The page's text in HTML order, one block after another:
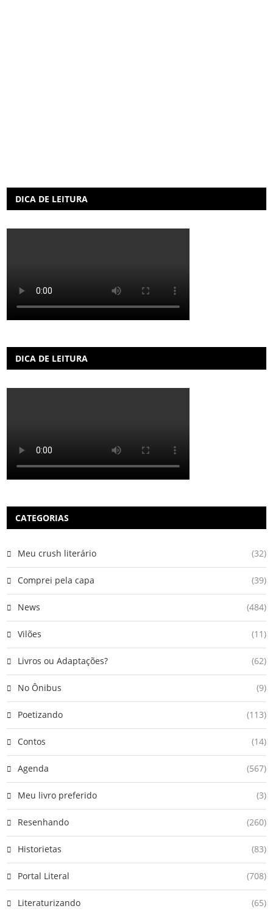
DICA DE LEITURA
DICA DE LEITURA
CATEGORIAS
Meu crush literário (32)
Comprei pela capa (39)
News (484)
Vilões (11)
Livros ou Adaptações? (62)
No Ônibus (9)
Poetizando (113)
Contos (14)
Agenda (567)
Meu livro preferido (3)
Resenhando (260)
Historietas (83)
Portal Literal (708)
Literaturizando (65)